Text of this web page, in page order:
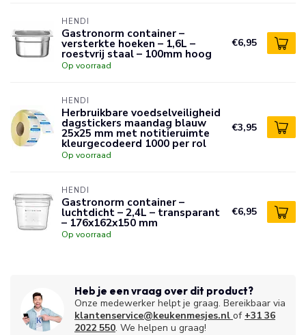
HENDI
Gastronorm container –
versterkte hoeken – 1,6L –
roestvrij staal – 100mm hoog
Op voorraad
€6,95
HENDI
Herbruikbare voedselveiligheid
dagstickers maandag blauw
25x25 mm met notitieruimte
kleurgecodeerd 1000 per rol
Op voorraad
€3,95
HENDI
Gastronorm container –
luchtdicht – 2,4L – transparant
– 176x162x150 mm
Op voorraad
€6,95
Heb je een vraag over dit product?
Onze medewerker helpt je graag. Bereikbaar via
klantenservice@keukenmesjes.nl of +31 36
2022 550. We helpen u graag!